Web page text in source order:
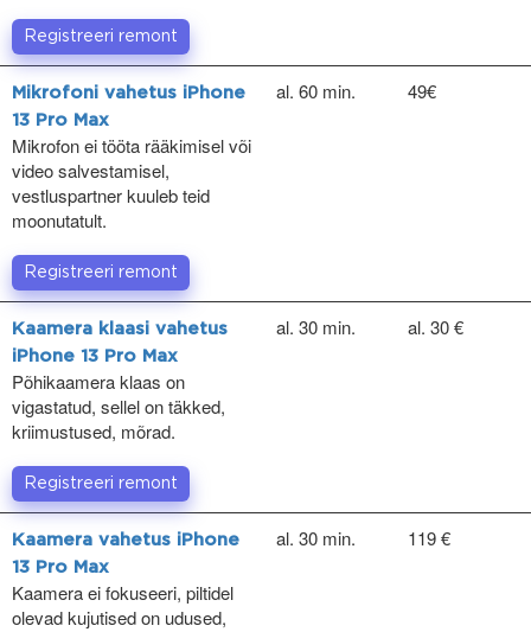
Registreeri remont
Mikrofoni vahetus iPhone
13 Pro Max
Mikrofon ei tööta rääkimisel või
video salvestamisel,
vestluspartner kuuleb teid
moonutatult.
al. 60 min. 49€
Registreeri remont
Kaamera klaasi vahetus
iPhone 13 Pro Max
Põhikaamera klaas on
vigastatud, sellel on täkked,
kriimustused, mõrad.
al. 30 min. al. 30 €
Registreeri remont
Kaamera vahetus iPhone
13 Pro Max
Kaamera ei fokuseeri, piltidel
olevad kujutised on udused,
al. 30 min. 119 €